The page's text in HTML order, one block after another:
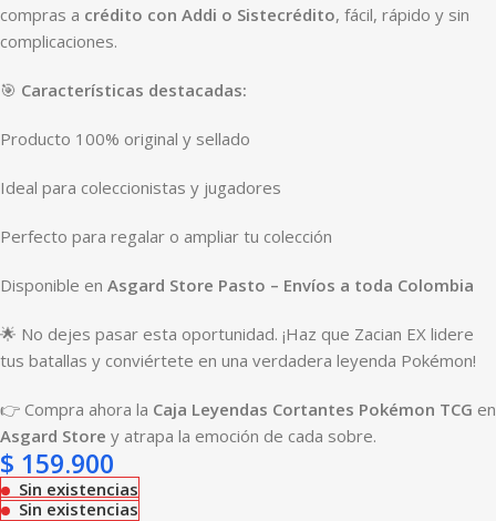
compras a crédito con Addi o Sistecrédito, fácil, rápido y sin
complicaciones.
🎯 Características destacadas:
Producto 100% original y sellado
Ideal para coleccionistas y jugadores
Perfecto para regalar o ampliar tu colección
Disponible en Asgard Store Pasto – Envíos a toda Colombia
🌟 No dejes pasar esta oportunidad. ¡Haz que Zacian EX lidere
tus batallas y conviértete en una verdadera leyenda Pokémon!
👉 Compra ahora la Caja Leyendas Cortantes Pokémon TCG en
Asgard Store y atrapa la emoción de cada sobre.
$ 159.900
Sin existencias
Sin existencias